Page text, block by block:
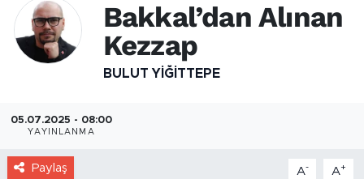
Bakkal’dan Alınan
Kezzap
BULUT YİĞİTTEPE
05.07.2025 - 08:00
YAYINLANMA
Paylaş A- A+